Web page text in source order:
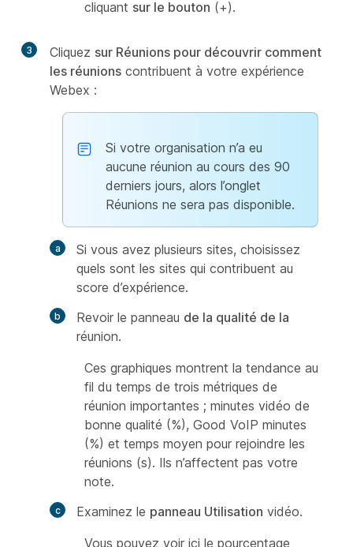
cliquant sur le bouton (+).
3 Cliquez sur Réunions pour découvrir comment
les réunions contribuent à votre expérience
Webex :
Si votre organisation n’a eu
aucune réunion au cours des 90
derniers jours, alors l’onglet
Réunions ne sera pas disponible.
Si vous avez plusieurs sites, choisissez
quels sont les sites qui contribuent au
score d’expérience.
Revoir le panneau de la qualité de la
réunion.
Ces graphiques montrent la tendance au
fil du temps de trois métriques de
réunion importantes ; minutes vidéo de
bonne qualité (%), Good VoIP minutes
(%) et temps moyen pour rejoindre les
réunions (s). Ils n’affectent pas votre
note.
Examinez le panneau Utilisation vidéo.
Vous pouvez voir ici le pourcentage